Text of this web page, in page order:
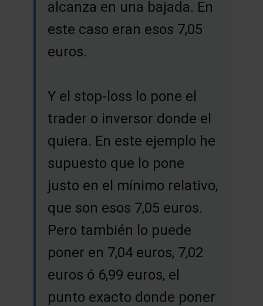
alcanza en una bajada. En
este caso eran esos 7,05
euros.
Y el stop-loss lo pone el
trader o inversor donde el
quiera. En este ejemplo he
supuesto que lo pone
justo en el mínimo relativo,
que son esos 7,05 euros.
Pero también lo puede
poner en 7,04 euros, 7,02
euros ó 6,99 euros, el
punto exacto donde poner